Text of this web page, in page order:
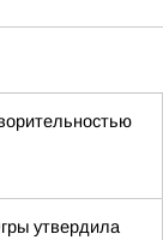
утвердила